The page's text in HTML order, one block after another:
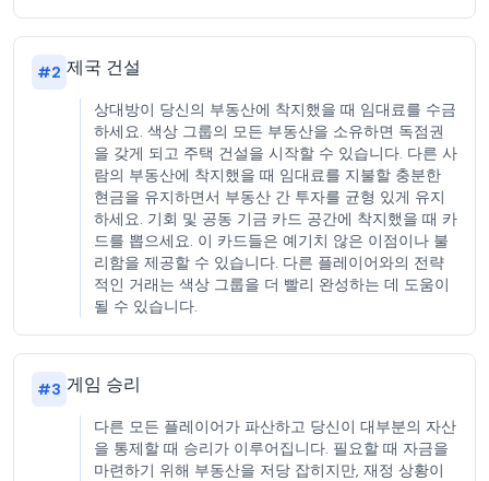
#2 제국 건설
상대방이 당신의 부동산에 착지했을 때 임대료를 수금
하세요. 색상 그룹의 모든 부동산을 소유하면 독점권
을 갖게 되고 주택 건설을 시작할 수 있습니다. 다른 사
람의 부동산에 착지했을 때 임대료를 지불할 충분한
현금을 유지하면서 부동산 간 투자를 균형 있게 유지
하세요. 기회 및 공동 기금 카드 공간에 착지했을 때 카
드를 뽑으세요. 이 카드들은 예기치 않은 이점이나 불
리함을 제공할 수 있습니다. 다른 플레이어와의 전략
적인 거래는 색상 그룹을 더 빨리 완성하는 데 도움이
될 수 있습니다.
#3 게임 승리
다른 모든 플레이어가 파산하고 당신이 대부분의 자산
을 통제할 때 승리가 이루어집니다. 필요할 때 자금을
마련하기 위해 부동산을 저당 잡히지만, 재정 상황이